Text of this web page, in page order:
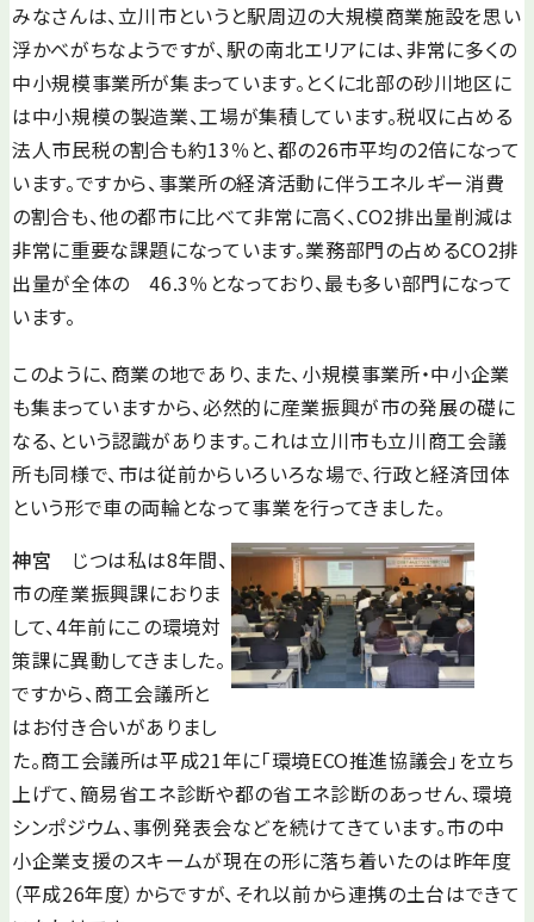
みなさんは、立川市というと駅周辺の大規模商業施設を思い
浮かべがちなようですが、駅の南北エリアには、非常に多くの
中小規模事業所が集まっています。とくに北部の砂川地区に
は中小規模の製造業、工場が集積しています。税収に占める
法人市民税の割合も約13％と、都の26市平均の2倍になって
います。ですから、事業所の経済活動に伴うエネルギー消費
の割合も、他の都市に比べて非常に高く、CO2排出量削減は
非常に重要な課題になっています。業務部門の占めるCO2排
出量が全体の 46.3％となっており、最も多い部門になって
います。
このように、商業の地であり、また、小規模事業所・中小企業
も集まっていますから、必然的に産業振興が市の発展の礎に
なる、という認識があります。これは立川市も立川商工会議
所も同様で、市は従前からいろいろな場で、行政と経済団体
という形で車の両輪となって事業を行ってきました。
神宮 じつは私は8年間、
市の産業振興課におりま
して、4年前にこの環境対
策課に異動してきました。
ですから、商工会議所と
はお付き合いがありまし
た。商工会議所は平成21年に「環境ECO推進協議会」を立ち
上げて、簡易省エネ診断や都の省エネ診断のあっせん、環境
シンポジウム、事例発表会などを続けてきています。市の中
小企業支援のスキームが現在の形に落ち着いたのは昨年度
（平成26年度）からですが、それ以前から連携の土台はできて